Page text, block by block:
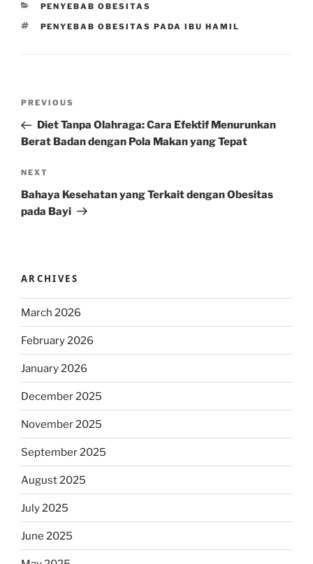
CATEGORIES
PENYEBAB OBESITAS
TAGS
PENYEBAB OBESITAS PADA IBU HAMIL
Previous
Post
PREVIOUS
Diet Tanpa Olahraga: Cara Efektif Menurunkan
Berat Badan dengan Pola Makan yang Tepat
Next
Post
NEXT
Bahaya Kesehatan yang Terkait dengan Obesitas
pada Bayi
ARCHIVES
March 2026
February 2026
January 2026
December 2025
November 2025
September 2025
August 2025
July 2025
June 2025